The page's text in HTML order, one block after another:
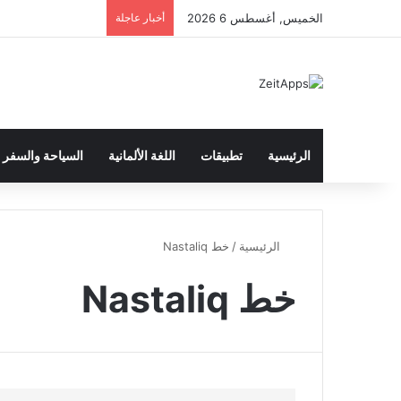
الخميس, أغسطس 6 2026 أخبار عاجلة
الرئيسية تطبيقات اللغة الألمانية السياحة والسفر
الرئيسية / خط Nastaliq
خط Nastaliq